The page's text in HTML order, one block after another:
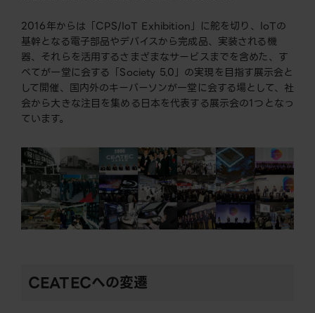
2016年からは「CPS/IoT Exhibition」に舵を切り、IoTの
基幹となる電子部品やデバイスから完成品、実装される機
器、それらを活用するさまざまなサービスまでを含めた、す
べてが一堂に会する「Society 5.0」の実現を目指す展示会と
して開催、国内外のキーパーソンが一堂に会する場として、社
会から大きな注目を集める日本を代表する展示会の1つとなっ
ています。
CEATECへの変遷